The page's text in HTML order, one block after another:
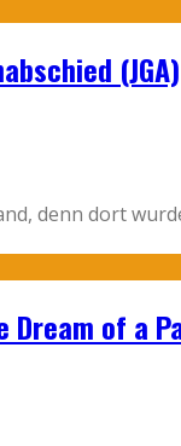
(JGA)
denn dort
Dream of a